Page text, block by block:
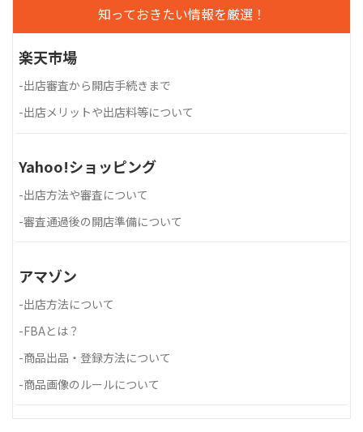
知っておきたい情報を厳選！
楽天市場
-出店審査から開店手続きまで
-出店メリットや出店料等について
Yahoo!ショッピング
-出店方法や審査について
-審査通過後の開店準備について
アマゾン
-出店方法について
-FBAとは？
-商品出品・登録方法について
-商品画像のルールについて